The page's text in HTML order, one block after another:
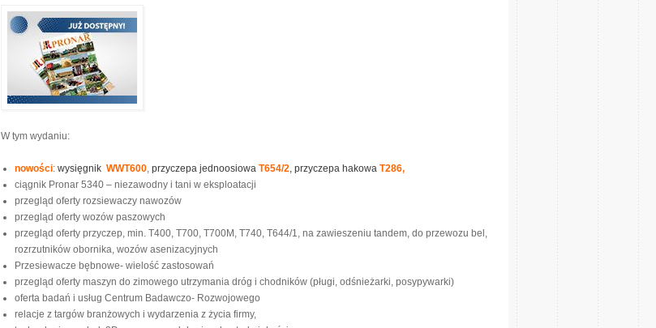
W tym wydaniu:
nowości: wysięgnik WWT600, przyczepa jednoosiowa T654/2, przyczepa hakowa T286,
ciągnik Pronar 5340 – niezawodny i tani w eksploatacji
przegląd oferty rozsiewaczy nawozów
przegląd oferty wozów paszowych
przegląd oferty przyczep, min. T400, T700, T700M, T740, T644/1, na zawieszeniu tandem, do przewozu bel,
rozrzutników obornika, wozów asenizacyjnych
Przesiewacze bębnowe- wielość zastosowań
przegląd oferty maszyn do zimowego utrzymania dróg i chodników (pługi, odśnieżarki, posypywarki)
oferta badań i usług Centrum Badawczo- Rozwojowego
relacje z targów branżowych i wydarzenia z życia firmy,